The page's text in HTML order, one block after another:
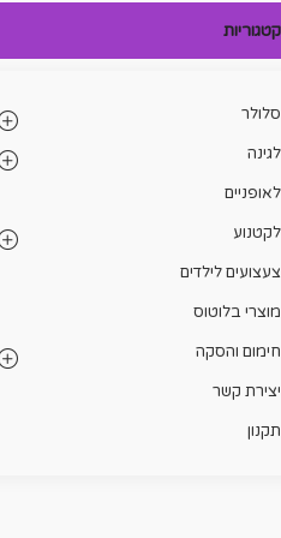
קטגוריות
סלולר
לגינה
לאופניים
לקטנוע
צעצועים לילדים
מוצרי בלוטוס
חימום והסקה
יצירת קשר
תקנון